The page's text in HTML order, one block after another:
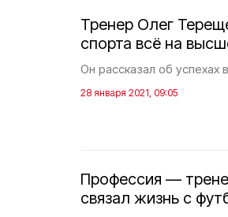
Тренер Олег
спорта всё на
Он рассказал об успехах
28 января 2021, 09:05
Профессия —
связал жизнь с